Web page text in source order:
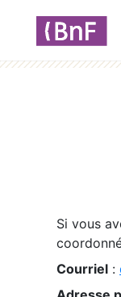
Si vous
Courriel :